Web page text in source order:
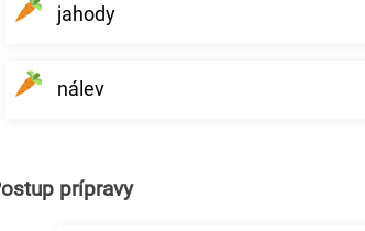
jahody
nálev
Postup prípravy